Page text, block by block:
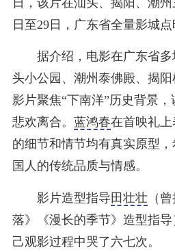
日至29日，广东省全量影城点
据介绍，电影在广东省
头小公园、潮州泰佛殿、揭阳
影片聚焦“下南洋”历史背景
悲欢离合。 蓝鸿春在首映礼上
的细节和情节均有真实原型
国人的传统品质与情感。
影片造型指导 田壮壮（曾
落》《漫长的季节》造型指
己观影过程中哭了六七次。